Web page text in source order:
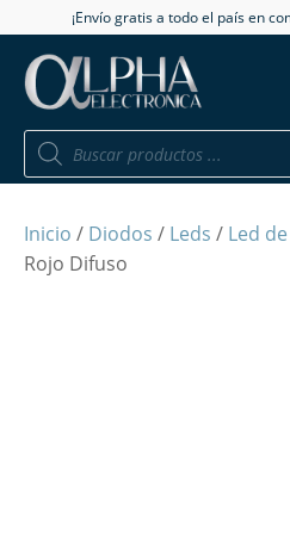
¡Envío gratis a todo el país en
Búsqueda
productos
Inicio / Diodos / Leds / Led
Rojo Difuso